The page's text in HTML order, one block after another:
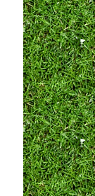
06.10.2024